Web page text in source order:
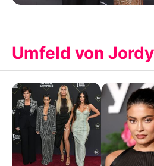
Umfeld von